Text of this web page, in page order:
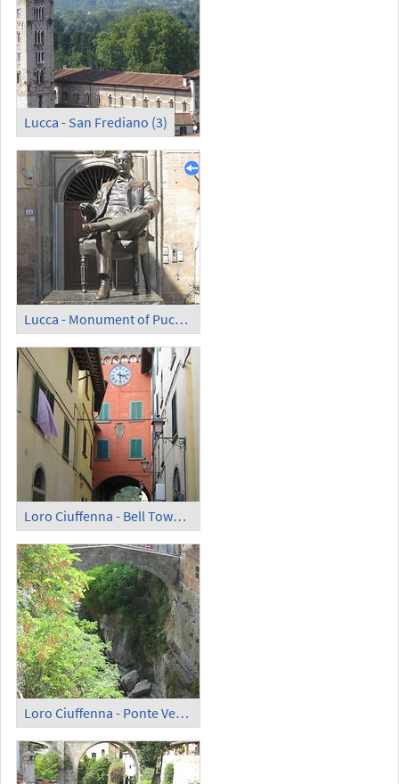
Lucca - San Frediano (3)
Lucca - Monument of Puccini
Loro Ciuffenna - Bell Tower (1)
Loro Ciuffenna - Ponte Vecchio and Ciuffenna River